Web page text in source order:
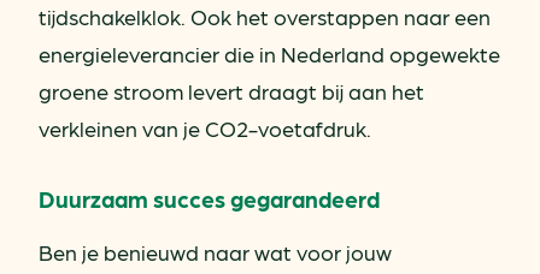
tijdschakelklok. Ook het overstappen naar een
energieleverancier die in Nederland opgewekte
groene stroom levert draagt bij aan het
verkleinen van je CO2-voetafdruk.
Duurzaam succes gegarandeerd
Ben je benieuwd naar wat voor jouw